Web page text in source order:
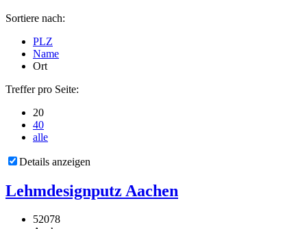
Sortiere nach:
PLZ
Name
Ort
Treffer pro Seite:
20
40
alle
Details anzeigen
Lehmdesignputz Aachen
52078